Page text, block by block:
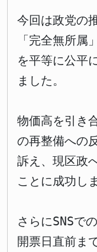
今回は政党の
「完全無所属
を平等に公平
ました。
物価高を引き
の再整備への
訴え、現区政
ことに成功し
さらにSNSで
開票日直前ま